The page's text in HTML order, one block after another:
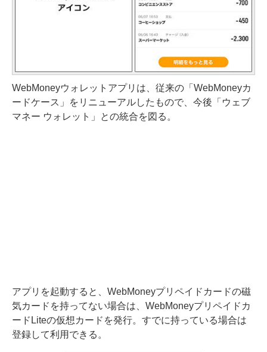
WebMoneyウォレットアプリは、従来の「WebMoneyカ
ードケース」をリニューアルしたもので、今後「ウェブ
マネー ウォレット」との統合を図る。
アプリを起動すると、WebMoneyプリペイドカードの磁
気カードを持ってない場合は、WebMoneyプリペイドカ
ードLiteの仮想カードを発行。すでに持っている場合は
登録して利用できる。